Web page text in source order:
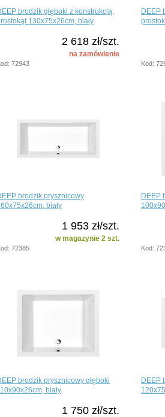
brodzik głęboki z konstrukcją,
130x75x26cm, biały
2 618 zł/szt.
na zamówienie
72943
DEEP
Kod:
brodzik prysznicowy
biały
1 953 zł/szt.
w magazynie 2 szt.
72385
DEEP
Kod:
brodzik prysznicowy głęboki
biały
1 750 zł/szt.
DEEP